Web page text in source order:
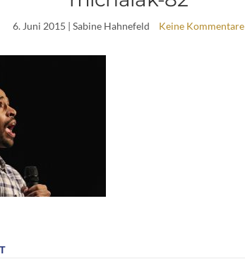
6. Juni 2015 | Sabine Hahnefeld Keine Kommentare